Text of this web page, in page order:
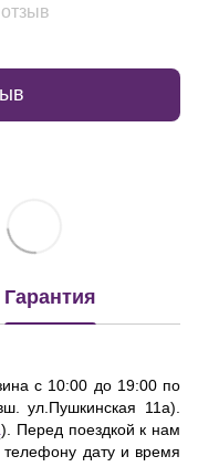
Гарантия
с 10:00 до 19:00 по
ул.Пушкинская 11а)
). Перед поездкой к нам
телефону дату и время